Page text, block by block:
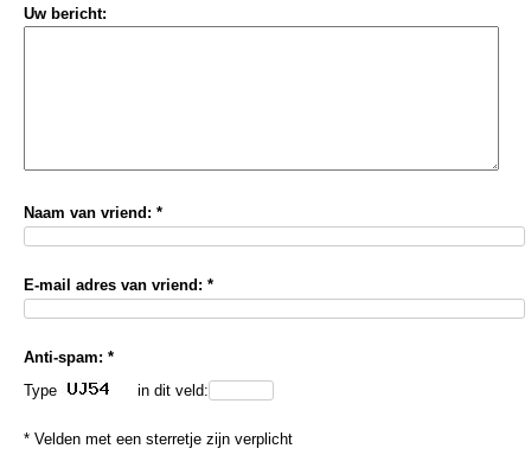
Uw bericht:
Naam van vriend: *
E-mail adres van vriend: *
Anti-spam: *
Type
in dit veld:
* Velden met een sterretje zijn verplicht